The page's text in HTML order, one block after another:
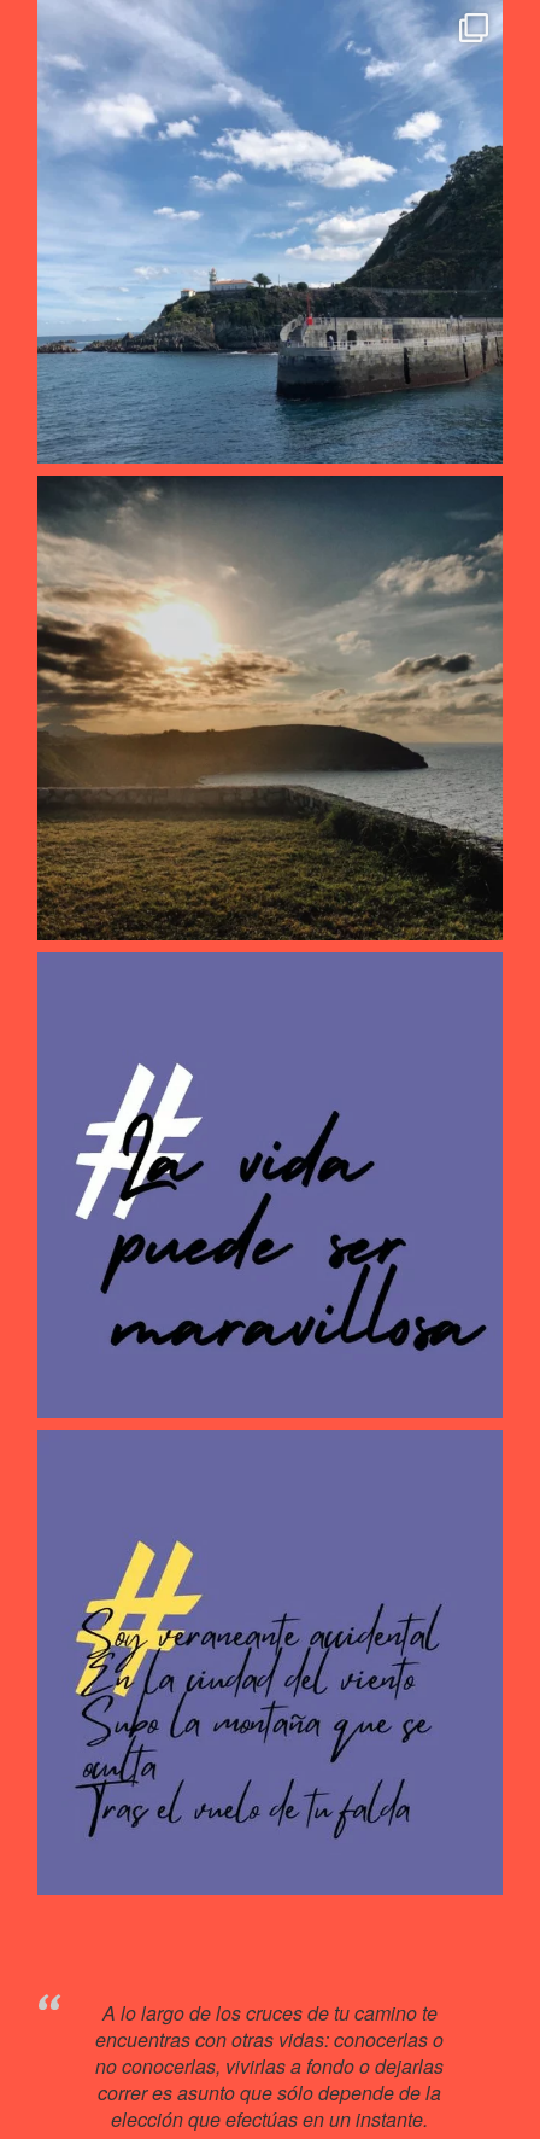
A lo largo de los cruces de tu camino te
encuentras con otras vidas: conocerlas o
no conocerlas, vivirlas a fondo o dejarlas
correr es asunto que sólo depende de la
elección que efectúas en un instante.